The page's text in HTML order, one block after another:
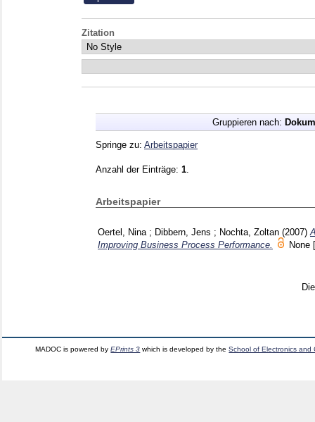
Zitation
Gruppieren nach:
Springe zu: Arbeitspapier
Anzahl der Einträge: 1
Arbeitspapier
Oertel, Nina ; Dibbern, Jens ; Nochta, Zoltan (2007)
Improving Business Process Performance.
None
MADOC is powered byEPrints 3 which is developed by theSchool of Electronics and